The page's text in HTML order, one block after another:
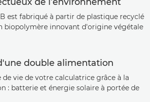
est fabriqué à partir de plastique recyclé
biopolymère innovant d'origine végétale
double alimentation
de vie de votre calculatrice grâce à la
: batterie et énergie solaire à portée de